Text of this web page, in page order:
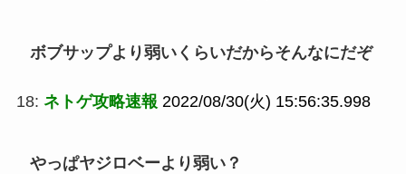
ボブサップより弱いくらいだからそんなにだぞ
18: ネトゲ攻略速報 2022/08/30(火) 15:56:35.998
やっぱヤジロベーより弱い？